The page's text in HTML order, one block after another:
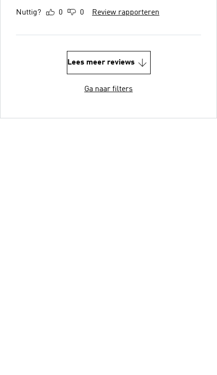
Nuttig? 0 0 Review rapporteren
Lees meer reviews
Ga naar filters